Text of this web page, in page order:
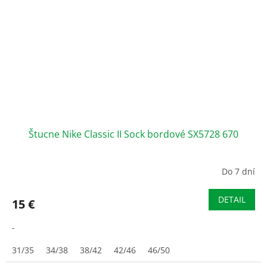
Štucne Nike Classic II Sock bordové SX5728 670
Do 7 dní
15 € DETAIL
-
31/35
34/38 38/42 42/46 46/50